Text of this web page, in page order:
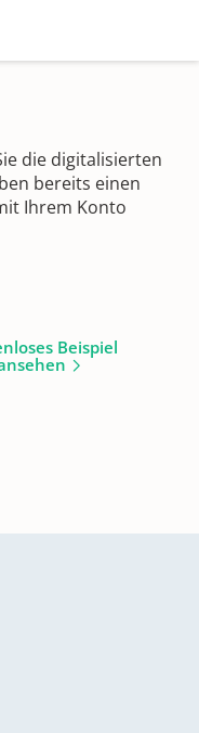
die digitalisierten
bereits einen
Ihrem Konto
Beispiel